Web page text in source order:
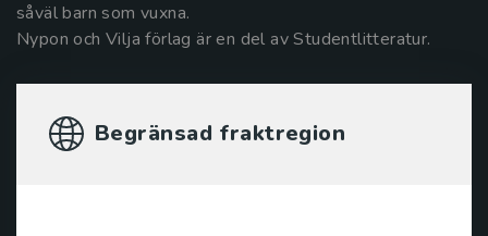
Begränsad fraktregion
såväl barn som vuxna.
Nypon och Vilja förlag är en del av Studentlitteratur.
Kontakta oss